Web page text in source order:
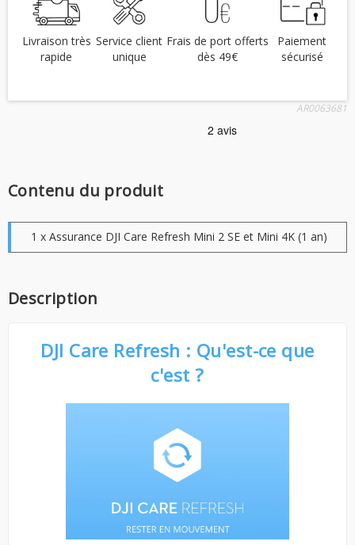
Livraison très
rapide
Service client
unique
Frais de port offerts
dès 49€
Paiement
sécurisé
AR0063681
Contenu du produit
1 x Assurance DJI Care Refresh Mini 2 SE et Mini 4K (1 an)
Description
DJI Care Refresh : Qu'est-ce que
c'est ?